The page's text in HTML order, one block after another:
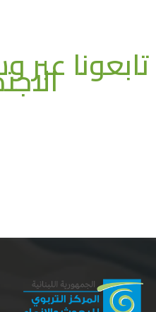
تابعونا عبر